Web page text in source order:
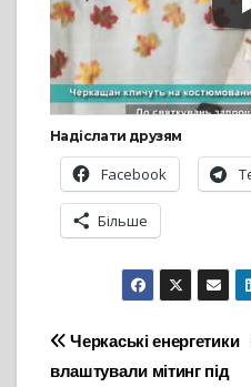
Надіслати друзям
Facebook
Більше
Навігація
Черкаські енергетики
влаштували мітинг під